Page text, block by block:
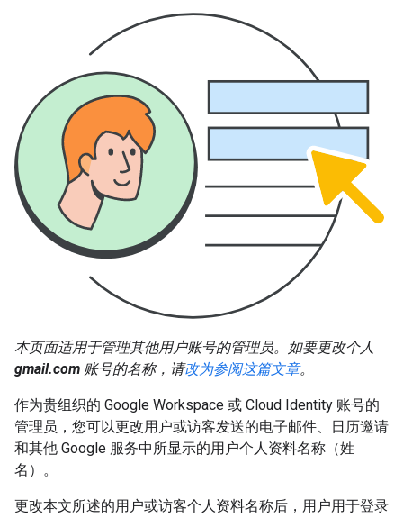
本页面适用于管理其他用户账号的管理员。如要更改个人
gmail.com 账号的名称，请改为参阅这篇文章。
作为贵组织的 Google Workspace 或 Cloud Identity 账号的
管理员，您可以更改用户或访客发送的电子邮件、日历邀请
和其他 Google 服务中所显示的用户个人资料名称（姓
名）。
更改本文所述的用户或访客个人资料名称后，用户用于登录